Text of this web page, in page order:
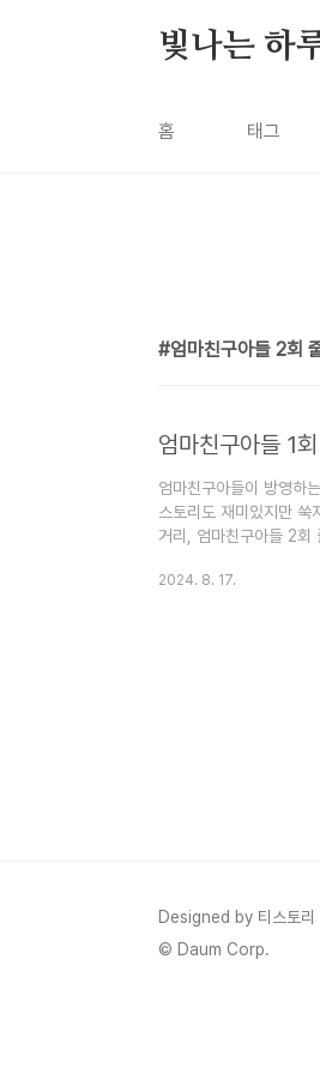
빛나는 하
홈 태그
엄마친구아들 2회
엄마친구아들 1
엄마친구아들이 방영하
스토리도 재미있지만 쑥
거리, 엄마친구아들 2회
얘 말 전부 다 믿지 마라
2024. 8. 17.
Designed by 티스토리
© Daum Corp.